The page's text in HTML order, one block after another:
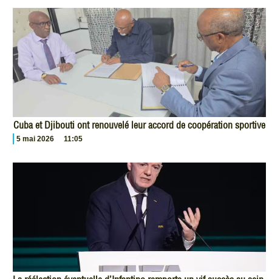
Cuba et Djibouti ont renouvelé leur accord de coopération sportive
5 mai 2026 11:05